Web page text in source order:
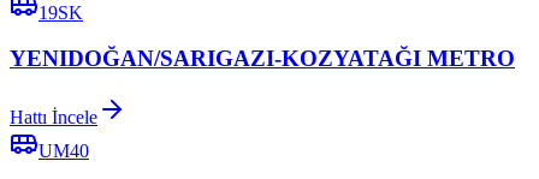
19SK
YENIDOĞAN/SARIGAZI-KOZYATAĞI METRO
Hattı İncele
UM40